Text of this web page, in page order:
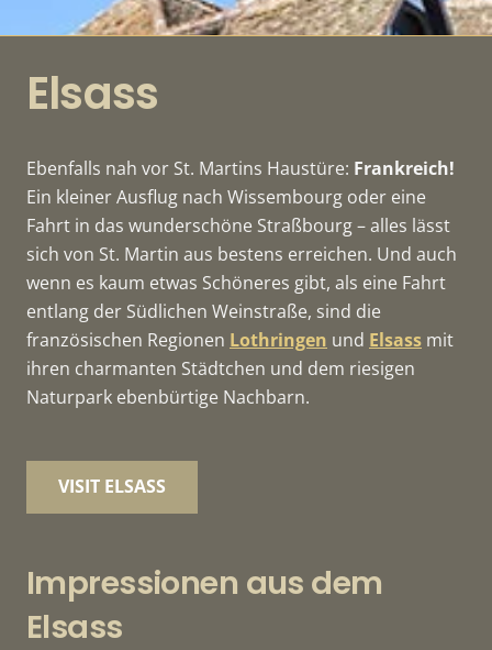
Elsass
Ebenfalls nah vor St. Martins Haustüre: Frankreich!
Ein kleiner Ausflug nach Wissembourg oder eine
Fahrt in das wunderschöne Straßbourg – alles lässt
sich von St. Martin aus bestens erreichen. Und auch
wenn es kaum etwas Schöneres gibt, als eine Fahrt
entlang der Südlichen Weinstraße, sind die
französischen Regionen Lothringen und Elsass mit
ihren charmanten Städtchen und dem riesigen
Naturpark ebenbürtige Nachbarn.
VISIT ELSASS
Impressionen aus dem
Elsass